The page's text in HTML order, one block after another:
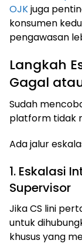
OJKjuga
konsumen
pengawasan
Langkah
Gagal
Sudah
platform tidak
Ada jalur
1. Eskalasi
Supervisor
Jika CS lini
untuk
khusus yang